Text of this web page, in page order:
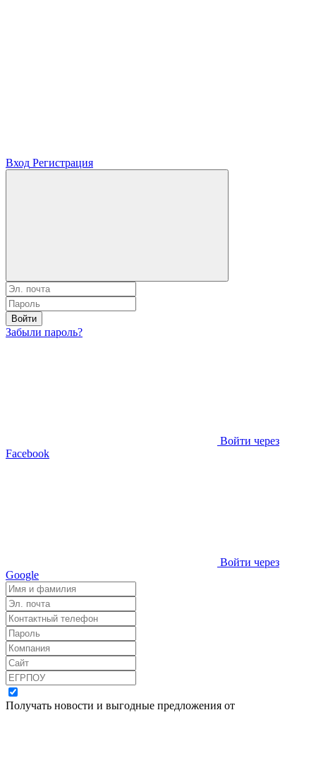
Вход Регистрация
Войти
Забыли пароль?
Войти через
Facebook
Войти через
Google
Получать новости и выгодные предложения от